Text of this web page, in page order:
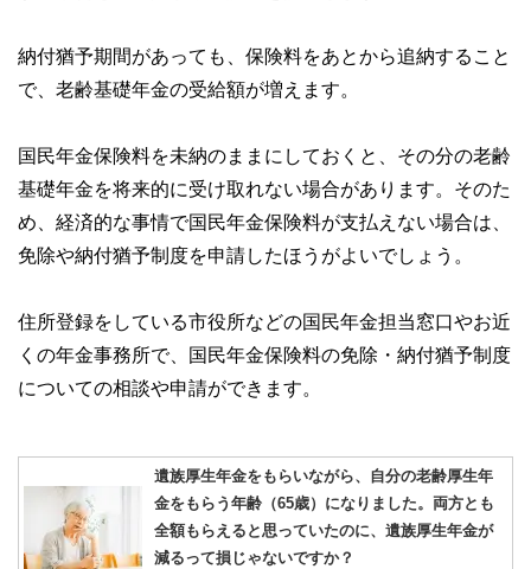
納付猶予期間があっても、保険料をあとから追納すること
で、老齢基礎年金の受給額が増えます。
国民年金保険料を未納のままにしておくと、その分の老齢
基礎年金を将来的に受け取れない場合があります。そのた
め、経済的な事情で国民年金保険料が支払えない場合は、
免除や納付猶予制度を申請したほうがよいでしょう。
住所登録をしている市役所などの国民年金担当窓口やお近
くの年金事務所で、国民年金保険料の免除・納付猶予制度
についての相談や申請ができます。
遺族厚生年金をもらいながら、自分の老齢厚生年
金をもらう年齢（65歳）になりました。両方とも
全額もらえると思っていたのに、遺族厚生年金が
減るって損じゃないですか？